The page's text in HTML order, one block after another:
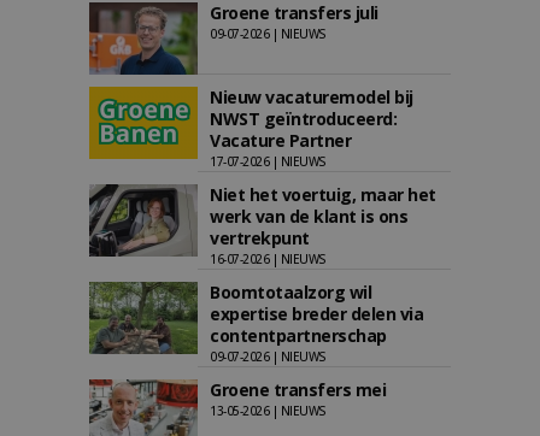
Groene transfers juli
09-07-2026 | NIEUWS
Nieuw vacaturemodel bij
NWST geïntroduceerd:
Vacature Partner
17-07-2026 | NIEUWS
Niet het voertuig, maar het
werk van de klant is ons
vertrekpunt
16-07-2026 | NIEUWS
Boomtotaalzorg wil
expertise breder delen via
contentpartnerschap
09-07-2026 | NIEUWS
Groene transfers mei
13-05-2026 | NIEUWS